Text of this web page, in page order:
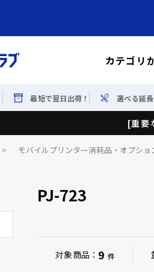
カテゴリ
最短で翌日出荷！ 選べる延
[重要
> モバイルプリンター消耗品・オプショ
PJ-723
対象商品： 9 件